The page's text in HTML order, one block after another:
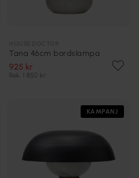
Tana 46cm bordslampa
925 kr
Rek. 1 850 kr
KAMPANJ